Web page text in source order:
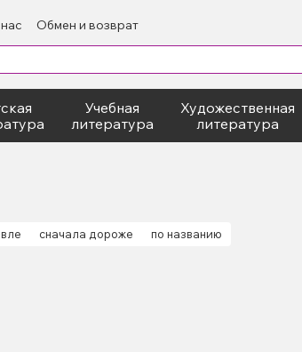
Обмен и возврат
Учебная
литература
Художественная
литература
сначала дороже по названию